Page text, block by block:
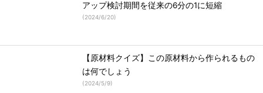
アップ検討期間を従来の6分の1に短縮
(2024/6/20)
【原材料クイズ】この原材料から作られるもの
は何でしょう
(2024/5/9)